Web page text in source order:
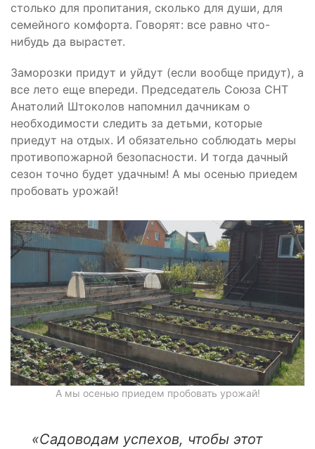
столько для пропитания, сколько для души, для
семейного комфорта. Говорят: все равно что-
нибудь да вырастет.
Заморозки придут и уйдут (если вообще придут), а
все лето еще впереди. Председатель Союза СНТ
Анатолий Штоколов напомнил дачникам о
необходимости следить за детьми, которые
приедут на отдых. И обязательно соблюдать меры
противопожарной безопасности. И тогда дачный
сезон точно будет удачным! А мы осенью приедем
пробовать урожай!
А мы осенью приедем пробовать урожай!
«Садоводам успехов, чтобы этот